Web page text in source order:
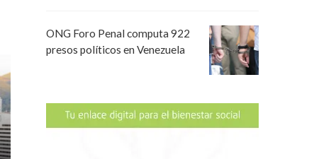
ONG Foro Penal computa 922
presos políticos en Venezuela